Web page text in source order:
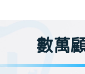
數萬